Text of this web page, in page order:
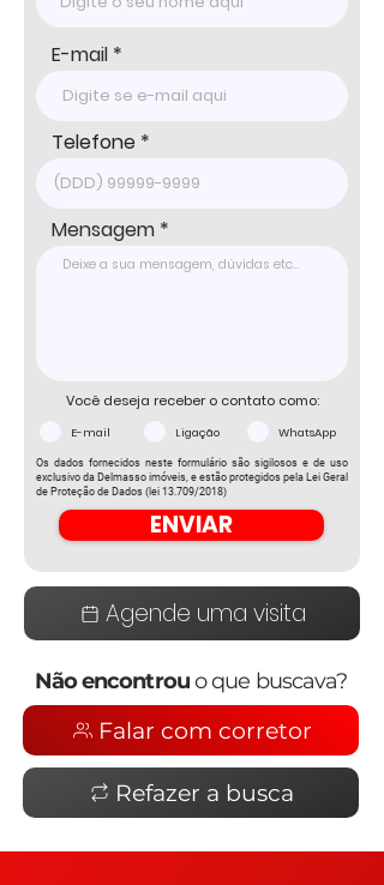
E-mail
Telefone
Mensagem
Você deseja receber o contato como:
E-mail Ligação WhatsApp
Os dados fornecidos neste formulário são sigilosos e de uso
exclusivo da Delmasso imóveis, e estão protegidos pela Lei Geral
de Proteção de Dados (lei 13.709/2018)
ENVIAR
Agende uma visita
Não encontrouo que buscava?
Falar com corretor
Refazer a busca